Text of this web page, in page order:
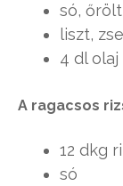
só,
liszt,
4 dl
A ragacsos
12 dkg
só